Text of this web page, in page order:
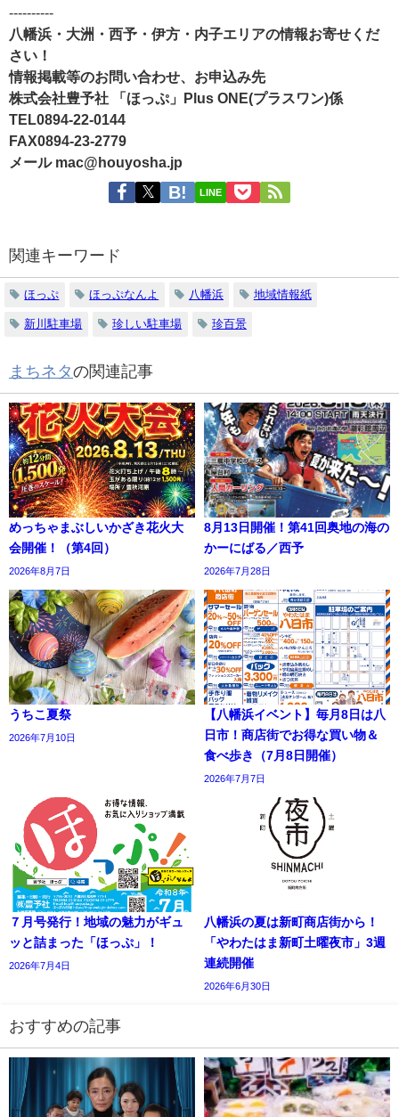
----------
八幡浜・大洲・西予・伊方・内子エリアの情報お寄せくだ
さい！
情報掲載等のお問い合わせ、お申込み先
株式会社豊予社 「ほっぷ」Plus ONE(プラスワン)係
TEL0894-22-0144
FAX0894-23-2779
メール mac@houyosha.jp
LINE
関連キーワード
ほっぷ ほっぷなんよ 八幡浜 地域情報紙
新川駐車場 珍しい駐車場 珍百景
まちネタの関連記事
めっちゃまぶしいかざき花火大
会開催！（第4回）
2026年8月7日
8月13日開催！第41回奥地の海の
かーにばる／西予
2026年7月28日
うちこ夏祭
2026年7月10日
【八幡浜イベント】毎月8日は八
日市！商店街でお得な買い物＆
食べ歩き（7月8日開催）
2026年7月7日
７月号発行！地域の魅力がギュ
ッと詰まった「ほっぷ」！
2026年7月4日
八幡浜の夏は新町商店街から！
「やわたはま新町土曜夜市」3週
連続開催
2026年6月30日
おすすめの記事